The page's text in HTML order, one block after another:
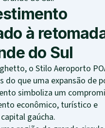
à
do Sul
o Stilo Aeroporto
do que uma expansão de
simboliza um
econômico, turístico e
gaúcha.